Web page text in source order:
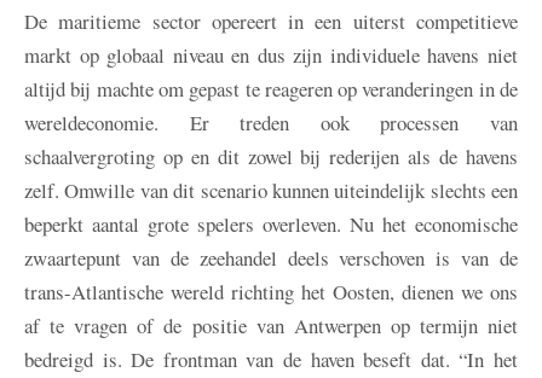
De maritieme sector opereert in een uiterst competitieve
markt op globaal niveau en dus zijn individuele havens niet
altijd bij machte om gepast te reageren op veranderingen in de
wereldeconomie. Er treden ook processen van
schaalvergroting op en dit zowel bij rederijen als de havens
zelf. Omwille van dit scenario kunnen uiteindelijk slechts een
beperkt aantal grote spelers overleven. Nu het economische
zwaartepunt van de zeehandel deels verschoven is van de
trans-Atlantische wereld richting het Oosten, dienen we ons
af te vragen of de positie van Antwerpen op termijn niet
bedreigd is. De frontman van de haven beseft dat. “In het